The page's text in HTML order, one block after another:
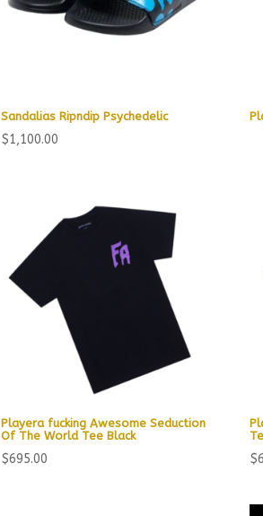
Sandalias Ripndip Psychedelic
$1,100.00
Playera fucking Awesome Seduction
Of The World Tee Black
$695.00 $